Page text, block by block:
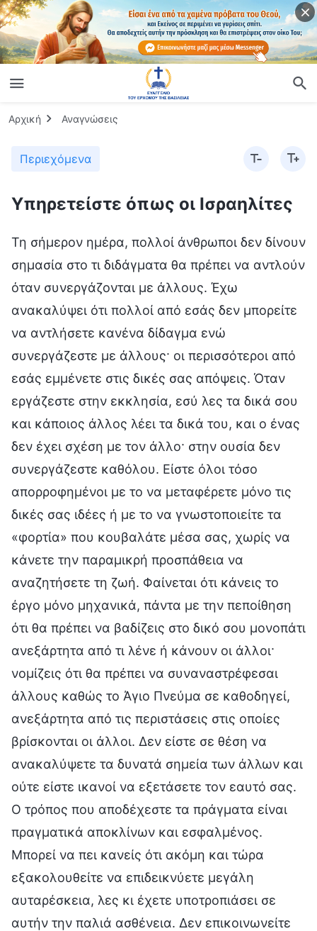
Αρχική Αναγνώσεις
Περιεχόμενα
Υπηρετείστε όπως οι Ισραηλίτες
Τη σήμερον ημέρα, πολλοί άνθρωποι δεν δίνουν
σημασία στο τι διδάγματα θα πρέπει να αντλούν
όταν συνεργάζονται με άλλους. Έχω
ανακαλύψει ότι πολλοί από εσάς δεν μπορείτε
να αντλήσετε κανένα δίδαγμα ενώ
συνεργάζεστε με άλλους· οι περισσότεροι από
εσάς εμμένετε στις δικές σας απόψεις. Όταν
εργάζεστε στην εκκλησία, εσύ λες τα δικά σου
και κάποιος άλλος λέει τα δικά του, και ο ένας
δεν έχει σχέση με τον άλλο· στην ουσία δεν
συνεργάζεστε καθόλου. Είστε όλοι τόσο
απορροφημένοι με το να μεταφέρετε μόνο τις
δικές σας ιδέες ή με το να γνωστοποιείτε τα
«φορτία» που κουβαλάτε μέσα σας, χωρίς να
κάνετε την παραμικρή προσπάθεια να
αναζητήσετε τη ζωή. Φαίνεται ότι κάνεις το
έργο μόνο μηχανικά, πάντα με την πεποίθηση
ότι θα πρέπει να βαδίζεις στο δικό σου μονοπάτι
ανεξάρτητα από τι λένε ή κάνουν οι άλλοι·
νομίζεις ότι θα πρέπει να συναναστρέφεσαι
άλλους καθώς το Άγιο Πνεύμα σε καθοδηγεί,
ανεξάρτητα από τις περιστάσεις στις οποίες
βρίσκονται οι άλλοι. Δεν είστε σε θέση να
ανακαλύψετε τα δυνατά σημεία των άλλων και
ούτε είστε ικανοί να εξετάσετε τον εαυτό σας.
Ο τρόπος που αποδέχεστε τα πράγματα είναι
πραγματικά αποκλίνων και εσφαλμένος.
Μπορεί να πει κανείς ότι ακόμη και τώρα
εξακολουθείτε να επιδεικνύετε μεγάλη
αυταρέσκεια, λες κι έχετε υποτροπιάσει σε
αυτήν την παλιά ασθένεια. Δεν επικοινωνείτε